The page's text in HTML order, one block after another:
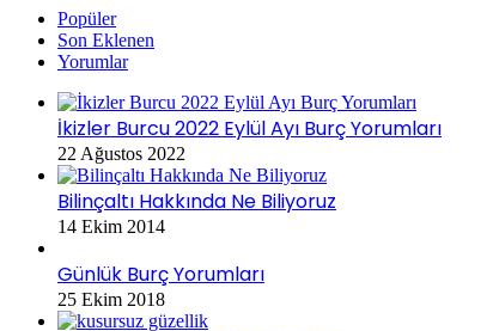
Popüler
Son Eklenen
Yorumlar
İkizler Burcu 2022 Eylül Ayı Burç Yorumları
22 Ağustos 2022
Bilinçaltı Hakkında Ne Biliyoruz
14 Ekim 2014
Günlük Burç Yorumları
25 Ekim 2018